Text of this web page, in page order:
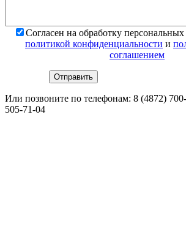
Согласен на обработку
политикой конфиденциальности и
соглашением
Или позвоните по телефонам: 8 (4872)
505-71-04